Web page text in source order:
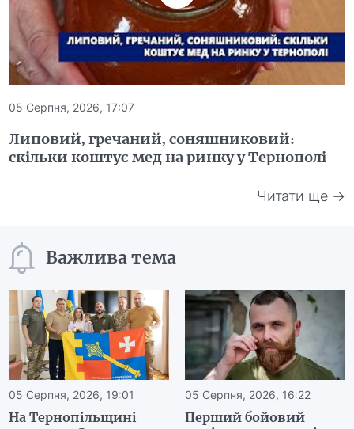
05 Серпня, 2026, 17:07
Липовий, гречаний, соняшниковий:
скільки коштує мед на ринку у Тернополі
Читати ще →
Важлива тема
05 Серпня, 2026, 19:01
На Тернопільщині
05 Серпня, 2026, 16:22
Перший бойовий